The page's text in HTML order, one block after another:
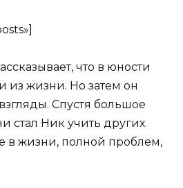
что в юности
из жизни. Но затем он
Спустя большое
стал Ник учить других
в жизни, полной проблем,